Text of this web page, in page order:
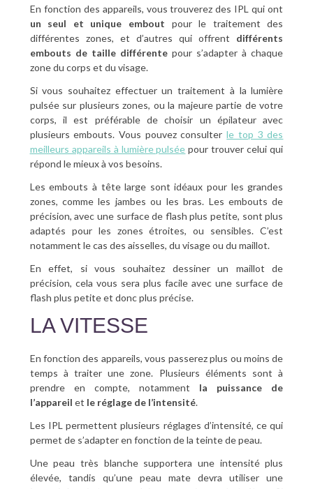
En fonction des appareils, vous trouverez des IPL qui ont
un seul et unique embout pour le traitement des
différentes zones, et d’autres qui offrent différents
embouts de taille différentepour s’adapter à chaque
zone du corps et du visage.
Si vous souhaitez effectuer un traitement à la lumière
pulsée sur plusieurs zones, ou la majeure partie de votre
corps, il est préférable de choisir un épilateur avec
plusieurs embouts. Vous pouvez consulterle top 3 des
meilleurs appareils à lumière pulsée pour trouver celui qui
répond le mieux à vos besoins.
Les embouts à tête large sont idéaux pour les grandes
zones, comme les jambes ou les bras. Les embouts de
précision, avec une surface de flash plus petite, sont plus
adaptés pour les zones étroites, ou sensibles. C’est
notamment le cas des aisselles, du visage ou du maillot.
En effet, si vous souhaitez dessiner un maillot de
précision, cela vous sera plus facile avec une surface de
flash plus petite et donc plus précise.
LA VITESSE
En fonction des appareils, vous passerez plus ou moins de
temps à traiter une zone. Plusieurs éléments sont à
prendre en compte, notamment la puissance de
l’appareil et le réglage de l’intensité.
Les IPL permettent plusieurs réglages d’intensité, ce qui
permet de s’adapter en fonction de la teinte de peau.
Une peau très blanche supportera une intensité plus
élevée, tandis qu’une peau mate devra utiliser une